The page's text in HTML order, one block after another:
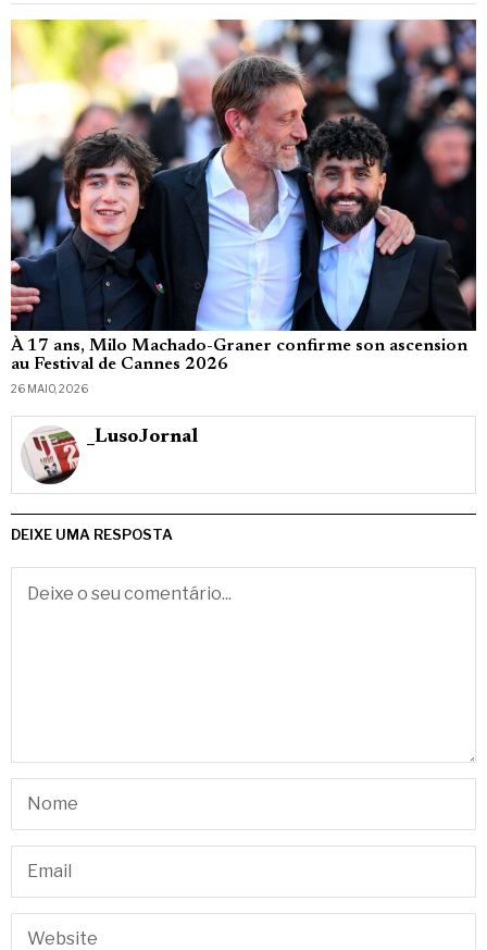
À 17 ans, Milo Machado-Graner confirme son ascension
au Festival de Cannes 2026
26 MAIO, 2026
_LusoJornal
DEIXE UMA RESPOSTA